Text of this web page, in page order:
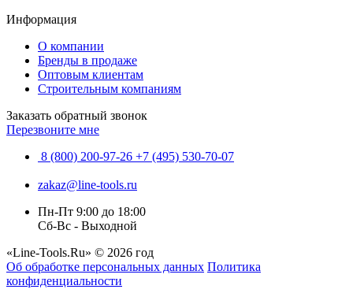
Информация
О компании
Бренды в продаже
Оптовым клиентам
Строительным компаниям
Заказать обратный звонок
Перезвоните мне
8 (800) 200-97-26 +7 (495) 530-70-07
zakaz@line-tools.ru
Пн-Пт 9:00 до 18:00
Сб-Вс - Выходной
«Line-Tools.Ru» © 2026 год
Об обработке персональных данных Политика
конфиденциальности